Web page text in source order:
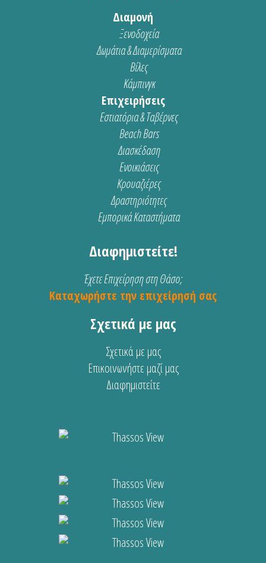
Διαμονή
Ξενοδοχεία
Δωμάτια & Διαμερίσματα
Βίλες
Κάμπινγκ
Επιχειρήσεις
Εστιατόρια & Ταβέρνες
Beach Bars
Διασκέδαση
Ενοικιάσεις
Κρουαζιέρες
Δραστηριότητες
Εμπορικά Καταστήματα
Διαφημιστείτε!
Έχετε Επιχείρηση στη Θάσο;
Καταχωρήστε την επιχείρησή σας
Σχετικά με μας
Σχετικά με μας
Επικοινωνήστε μαζί μας
Διαφημιστείτε